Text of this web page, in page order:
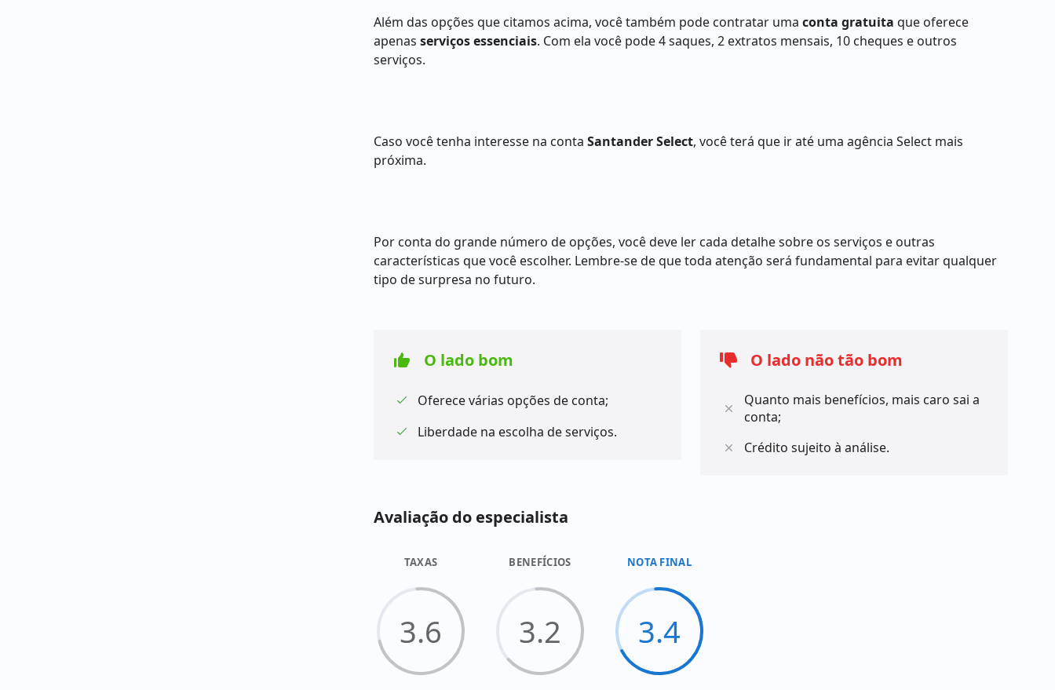
Além das opções que citamos acima, você também pode contratar uma conta gratuita que oferece
apenas serviços essenciais. Com ela você pode 4 saques, 2 extratos mensais, 10 cheques e outros
serviços.
Caso você tenha interesse na conta Santander Select, você terá que ir até uma agência Select mais
próxima.
Por conta do grande número de opções, você deve ler cada detalhe sobre os serviços e outras
características que você escolher. Lembre-se de que toda atenção será fundamental para evitar qualquer
tipo de surpresa no futuro.
O lado bom
Oferece várias opções de conta;
Liberdade na escolha de serviços.
O lado não tão bom
Quanto mais benefícios, mais caro sai a
conta;
Crédito sujeito à análise.
Avaliação do especialista
TAXAS
3.6
BENEFÍCIOS
3.2
NOTA FINAL
3.4